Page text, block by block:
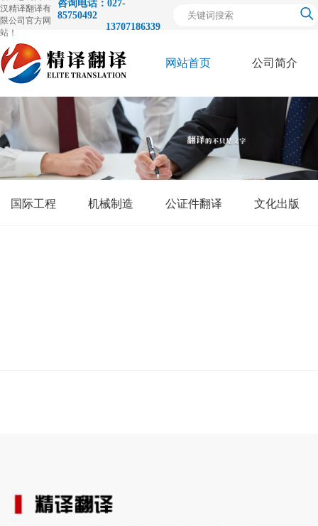
汉精译翻译有
限公司官方网
站！
咨询电话：027-
85750492
13707186339
网站首页 公司简介
于
我
国际工程 机械制造 公证件翻译 文化出版